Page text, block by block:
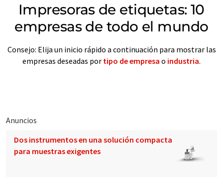
Impresoras de etiquetas: 10
empresas de todo el mundo
Consejo: Elija un inicio rápido a continuación para mostrar las
empresas deseadas por tipo de empresa o industria.
Anuncios
Dos instrumentos en una solución compacta
para muestras exigentes